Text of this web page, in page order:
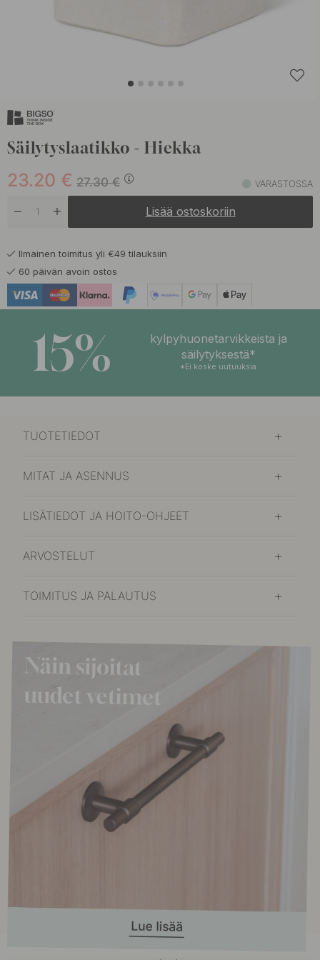
Säilytyslaatikko - Hiekka
27.30€
23.20 € VARASTOSSA
Lisää ostoskoriin
Ilmainen toimitus yli €49 tilauksiin
60 päivän avoin ostos
15%
kylpyhuonetarvikkeista ja
säilytyksestä*
*Ei koske uutuuksia
TUOTETIEDOT
MITAT JA ASENNUS
LISÄTIEDOT JA HOITO-OHJEET
ARVOSTELUT
TOIMITUS JA PALAUTUS